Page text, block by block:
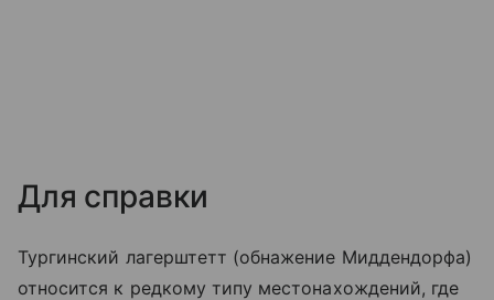
Для справки
Тургинский лагерштетт (обнажение Миддендорфа)
относится к редкому типу местонахождений, где